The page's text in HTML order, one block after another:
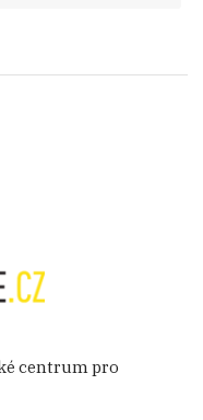
centrum pro